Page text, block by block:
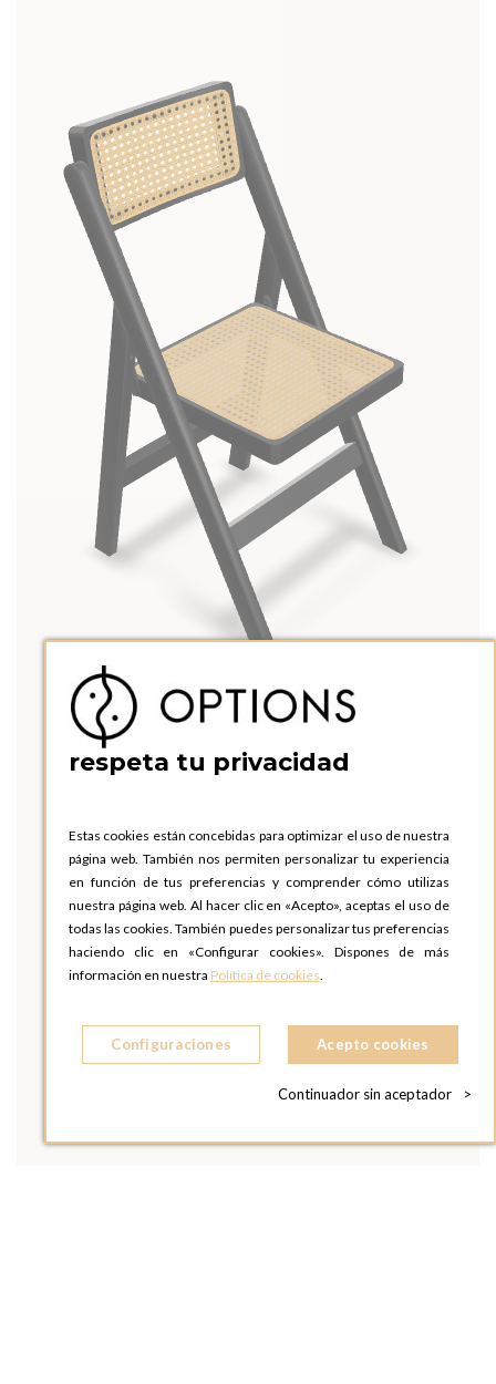
respeta tu privacidad
Estas cookies están concebidas para optimizar el uso de nuestra
página web. También nos permiten personalizar tu experiencia
en función de tus preferencias y comprender cómo utilizas
nuestra página web. Al hacer clic en «Acepto», aceptas el uso de
todas las cookies. También puedes personalizar tus preferencias
haciendo clic en «Configurar cookies». Dispones de más
información en nuestra Política de cookies.
Configuraciones Acepto cookies
Continuador sin aceptador >